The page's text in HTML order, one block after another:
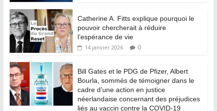
Catherine A. Fitts explique pourquoi le
pouvoir chercherait à réduire
l’espérance de vie
14 janvier 2026 0
Bill Gates et le PDG de Pfizer, Albert
Bourla, sommés de témoigner dans le
cadre d’une action en justice
néerlandaise concernant des préjudices
liés au vaccin contre la COVID-19